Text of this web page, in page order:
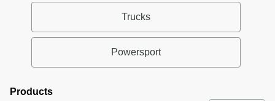
Trucks
Powersport
Products